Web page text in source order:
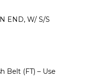
END, W/ S/S
Belt (FT) – Use